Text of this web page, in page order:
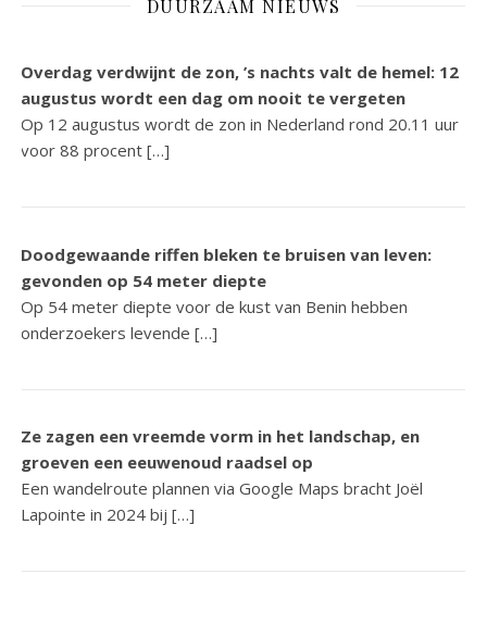
DUURZAAM NIEUWS
Overdag verdwijnt de zon, ’s nachts valt de hemel: 12
augustus wordt een dag om nooit te vergeten
Op 12 augustus wordt de zon in Nederland rond 20.11 uur
voor 88 procent […]
Doodgewaande riffen bleken te bruisen van leven:
gevonden op 54 meter diepte
Op 54 meter diepte voor de kust van Benin hebben
onderzoekers levende […]
Ze zagen een vreemde vorm in het landschap, en
groeven een eeuwenoud raadsel op
Een wandelroute plannen via Google Maps bracht Joël
Lapointe in 2024 bij […]